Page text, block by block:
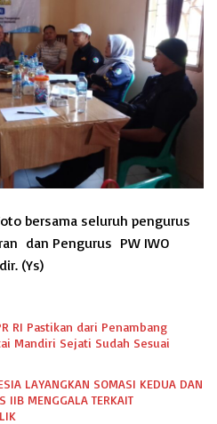
bersama seluruh pengurus
dan Pengurus PW IWO
(Ys)
RI Pastikan dari Penambang
Mandiri Sejati Sudah Sesuai
LAYANGKAN SOMASI KEDUA DAN
IIB MENGGALA TERKAIT